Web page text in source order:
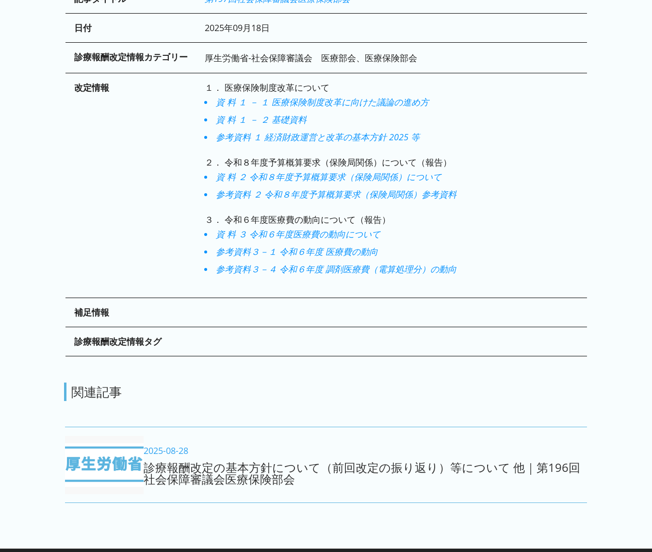
日付 2025年09月18日
診療報酬改定情報カテゴリー 厚生労働省-社会保障審議会 医療部会、医療保険部会
改定情報
１． 医療保険制度改革について
資 料 １ － １ 医療保険制度改革に向けた議論の進め方
資 料 １ － ２ 基礎資料
参考資料 １ 経済財政運営と改革の基本方針 2025 等
２． 令和８年度予算概算要求（保険局関係）について（報告）
資 料 ２ 令和８年度予算概算要求（保険局関係）について
参考資料 ２ 令和８年度予算概算要求（保険局関係）参考資料
３． 令和６年度医療費の動向について（報告）
資 料 ３ 令和６年度医療費の動向について
参考資料３－１ 令和６年度 医療費の動向
参考資料３－４ 令和６年度 調剤医療費（電算処理分）の動向
補足情報
診療報酬改定情報タグ
関連記事
2025-08-28
診療報酬改定の基本方針について（前回改定の振り返り）等について 他｜第196回
社会保障審議会医療保険部会